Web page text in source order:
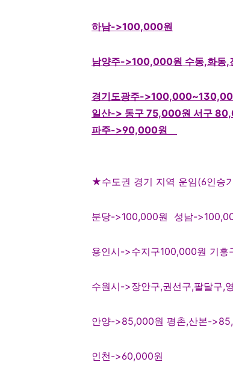
하남->100,000원
남양주->100,000원 수동,화동
경기도광주-
일산-> 동구 75,000원 서구
파주->90,000원
★수도권 경기 지역 운임(6인승
분당->100,000원 성남-
용인시->수지구100,000원 기흥
수원시->장안구,권선구,팔달구,
안양->85,000원 평촌,산본-
인천->60,000원